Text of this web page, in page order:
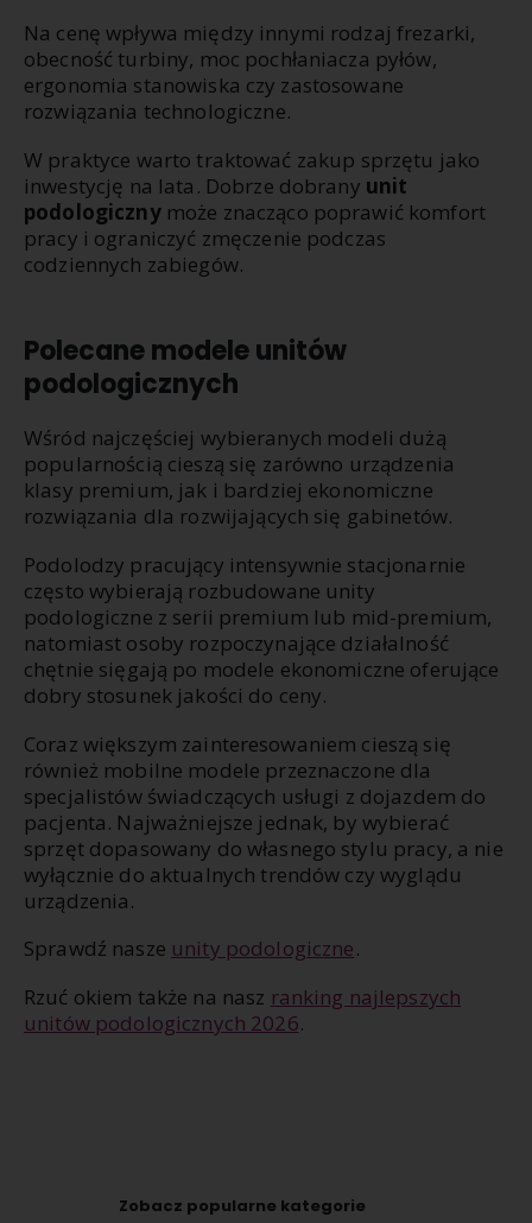
Na cenę wpływa między innymi rodzaj frezarki,
obecność turbiny, moc pochłaniacza pyłów,
ergonomia stanowiska czy zastosowane
rozwiązania technologiczne.
W praktyce warto traktować zakup sprzętu jako
inwestycję na lata. Dobrze dobrany unit
podologicznymoże znacząco poprawić komfort
pracy i ograniczyć zmęczenie podczas
codziennych zabiegów.
Polecane modele unitów
podologicznych
Wśród najczęściej wybieranych modeli dużą
popularnością cieszą się zarówno urządzenia
klasy premium, jak i bardziej ekonomiczne
rozwiązania dla rozwijających się gabinetów.
Podolodzy pracujący intensywnie stacjonarnie
często wybierają rozbudowane unity
podologiczne z serii premium lub mid-premium,
natomiast osoby rozpoczynające działalność
chętnie sięgają po modele ekonomiczne oferujące
dobry stosunek jakości do ceny.
Coraz większym zainteresowaniem cieszą się
również mobilne modele przeznaczone dla
specjalistów świadczących usługi z dojazdem do
pacjenta. Najważniejsze jednak, by wybierać
sprzęt dopasowany do własnego stylu pracy, a nie
wyłącznie do aktualnych trendów czy wyglądu
urządzenia.
Sprawdź nasze unity podologiczne.
Rzuć okiem także na nasz ranking najlepszych
unitów podologicznych 2026.
Zobacz popularne kategorie